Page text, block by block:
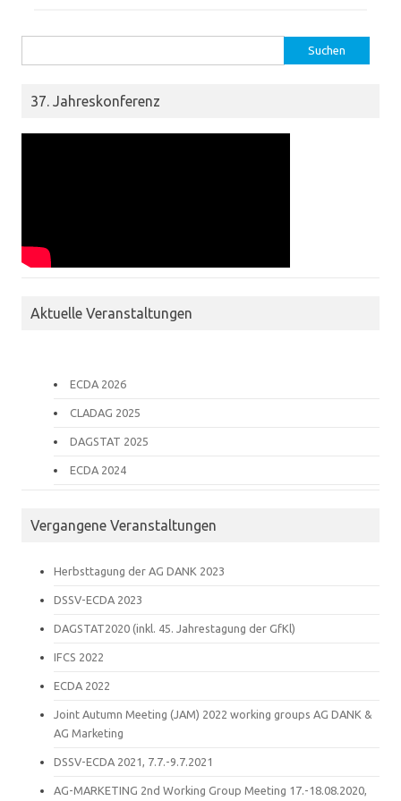
37. Jahreskonferenz
Aktuelle Veranstaltungen
ECDA 2026
CLADAG 2025
DAGSTAT 2025
ECDA 2024
Vergangene Veranstaltungen
Herbsttagung der AG DANK 2023
DSSV-ECDA 2023
DAGSTAT2020 (inkl. 45. Jahrestagung der GfKl)
IFCS 2022
ECDA 2022
Joint Autumn Meeting (JAM) 2022 working groups AG DANK &
AG Marketing
DSSV-ECDA 2021, 7.7.-9.7.2021
AG-MARKETING 2nd Working Group Meeting 17.-18.08.2020,